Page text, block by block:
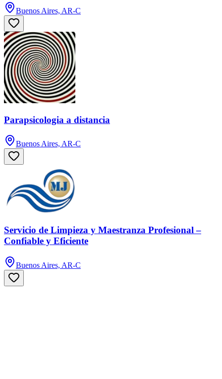
Buenos Aires, AR-C
Parapsicologia a distancia
Buenos Aires, AR-C
Servicio de Limpieza y Maestranza Profesional –
Confiable y Eficiente
Buenos Aires, AR-C